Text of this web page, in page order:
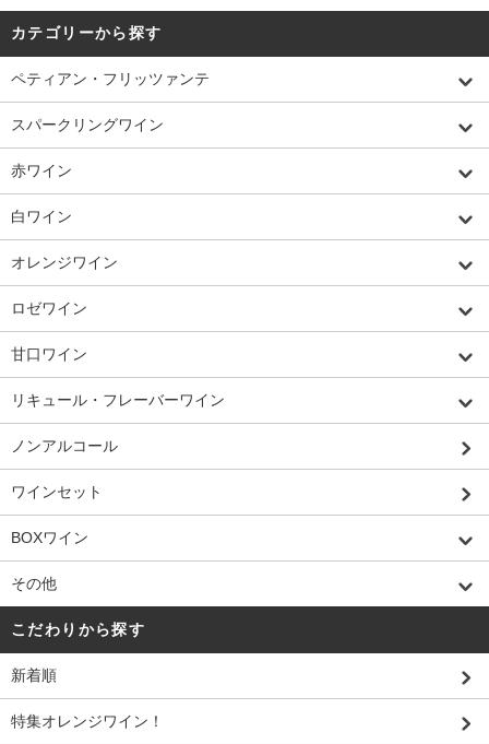
カテゴリーから探す
ペティアン・フリッツァンテ
スパークリングワイン
赤ワイン
白ワイン
オレンジワイン
ロゼワイン
甘口ワイン
リキュール・フレーバーワイン
ノンアルコール
ワインセット
BOXワイン
その他
こだわりから探す
新着順
特集オレンジワイン！